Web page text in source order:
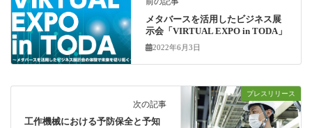
メタバースを活用したビジネス展
示会「VIRTUAL EXPO in TODA」
2022年6月3日
プレスリリース
次の記事
工作機械における予防保全と予知